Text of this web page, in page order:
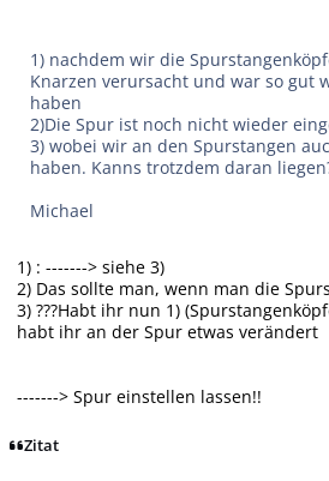
1) nachdem wir die
Knarzen verursacht und war so gut
haben
2)Die Spur ist noch nicht wieder
3) wobei wir an den Spurstangen
haben. Kanns trotzdem daran
Michael
1) : -------> siehe 3)
2) Das sollte man, wenn man die
3) ???Habt ihr nun 1)
habt ihr an der Spur etwas verändert
-------> Spur einstellen lassen!!
Zitat